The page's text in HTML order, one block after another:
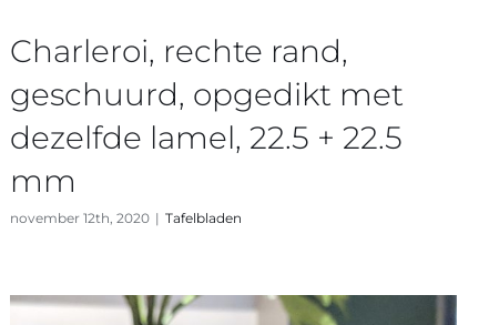
Charleroi, rechte rand,
geschuurd, opgedikt met
dezelfde lamel, 22.5 + 22.5
mm
november 12th, 2020 | Tafelbladen